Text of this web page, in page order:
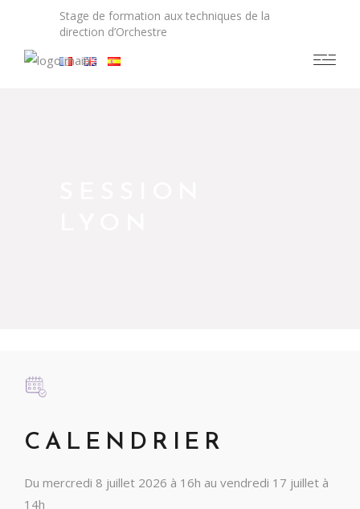
Stage de formation aux techniques de la
direction d’Orchestre
CALENDRIER
Du mercredi 8 juillet 2026 à 16h au vendredi 17 juillet à
14h